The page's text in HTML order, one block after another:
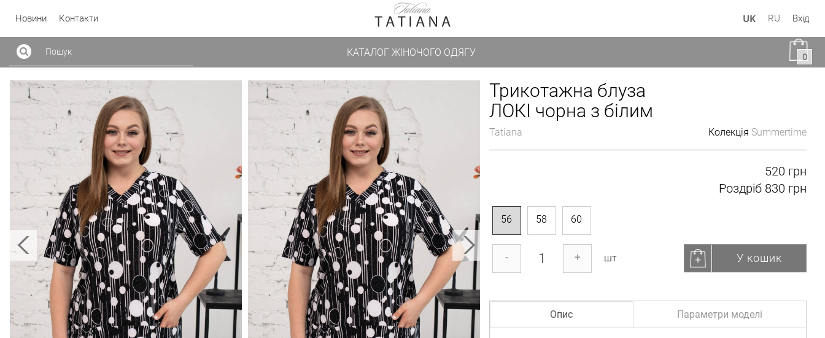
Новини Контакти UK RU Вхід
КАТАЛОГ ЖІНОЧОГО ОДЯГУ 0
Трикотажна блуза
ЛОКІ чорна з білим
Tatiana Колекція Summertime
520 грн
Роздріб 830 грн
56 58 60
- + шт У кошик
Опис Параметри моделі